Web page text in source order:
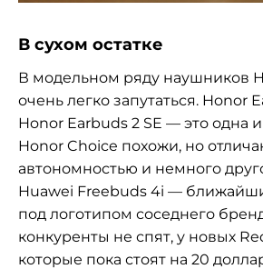
В сухом остатке
В модельном ряду наушников
очень легко запутаться. Honor
Honor Earbuds 2 SE — это одна
Honor Choice похожи, но
автономностью и немного
Huawei Freebuds 4i —
под логотипом соседнего
конкуренты не спят, у новых
которые пока стоят на 20